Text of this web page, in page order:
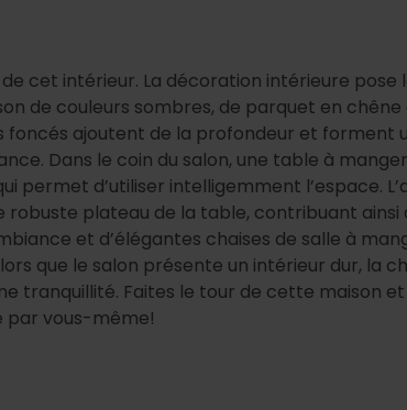
cet intérieur. La décoration intérieure pose
de couleurs sombres, de parquet en chêne
foncés ajoutent de la profondeur et forment
Dans le coin du salon, une table à
permet d’utiliser intelligemment l’espace.
robuste plateau de la table, contribuant ainsi
et d’élégantes chaises de salle à
que le salon présente un intérieur dur, la
tranquillité. Faites le tour de cette maison et
par vous-même!